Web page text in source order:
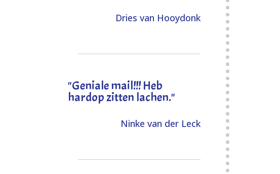
Dries van Hooydonk
"Geniale mail!!! Heb
hardop zitten lachen."
Ninke van der Leck